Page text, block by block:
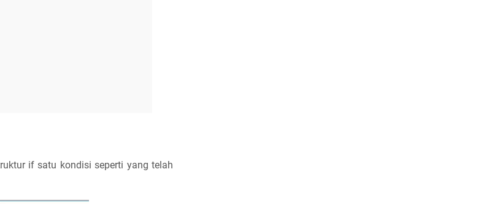
if satu kondisi seperti yang telah